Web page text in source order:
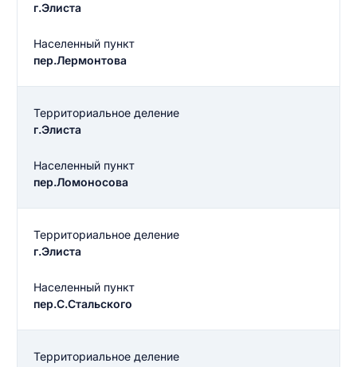
г.Элиста
Населенный пункт
пер.Лермонтова
Территориальное деление
г.Элиста
Населенный пункт
пер.Ломоносова
Территориальное деление
г.Элиста
Населенный пункт
пер.С.Стальского
Территориальное деление
Введите свое имя
Введите свое имя